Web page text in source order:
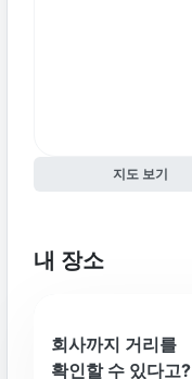
지도 보기
내 장소
회사까지 거리를
확인할 수 있다고?